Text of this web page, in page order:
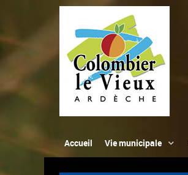
Accueil Vie municipale